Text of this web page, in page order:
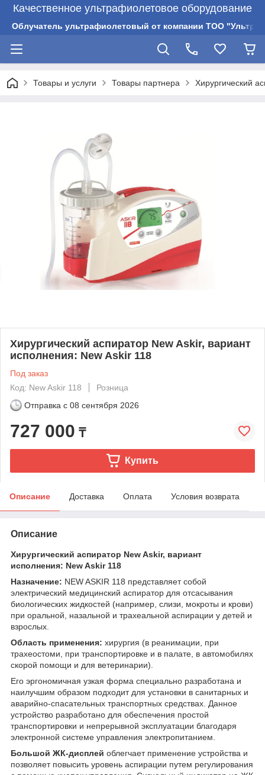
Качественное ультрафиолетовое оборудование
Облучатель ультрафиолетовый от компании ТОО
Товары и услуги Товары партнера Хирургический
Хирургический аспиратор New Askir, вариант
исполнения: New Askir 118
Под заказ
Код: New Askir 118
Розница
Отправка с 08 сентября 2026
727 000 ₸
Купить
Описание Доставка Оплата Условия возврата
Описание
Хирургический аспиратор New Askir, вариант
исполнения: New Askir 118
Назначение: NEW ASKIR 118 представляет собой
электрический медицинский аспиратор для отсасывания
биологических жидкостей (например, слизи, мокроты и крови)
при оральной, назальной и трахеальной аспирации у детей и
взрослых.
Область применения: хирургия (в реанимации, при
трахеостоми, при транспортировке и в палате, в автомобилях
скорой помощи и для ветеринарии).
Его эргономичная узкая форма специально разработана и
наилучшим образом подходит для установки в санитарных и
аварийно-спасательных транспортных средствах. Данное
устройство разработано для обеспечения простой
транспортировки и непрерывной эксплуатации благодаря
электронной системе управления электропитанием.
Большой ЖК-дисплей облегчает применение устройства и
позволяет повысить уровень аспирации путем регулирования